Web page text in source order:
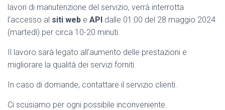
lavori di manutenzione del servizio, verrà interrotta
l'accesso al siti web e API dalle 01:00 del 28 maggio 2024
(martedì) per circa 10-20 minuti.
Il lavoro sarà legato all’aumento delle prestazioni e
migliorare la qualità dei servizi forniti.
In caso di domande, contattare il servizio clienti.
Ci scusiamo per ogni possibile inconveniente.